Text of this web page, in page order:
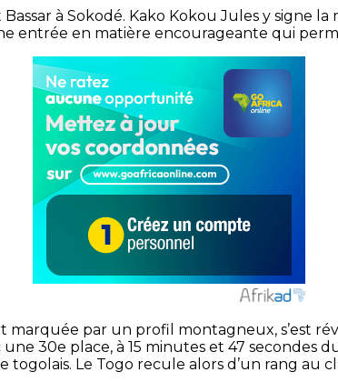
à Sokodé. Kako Kokou Jules y signe
entrée en matière encourageante qui
par un profil montagneux, s’est
30e place, à 15 minutes et 47 secondes
Le Togo recule alors d’un rang au